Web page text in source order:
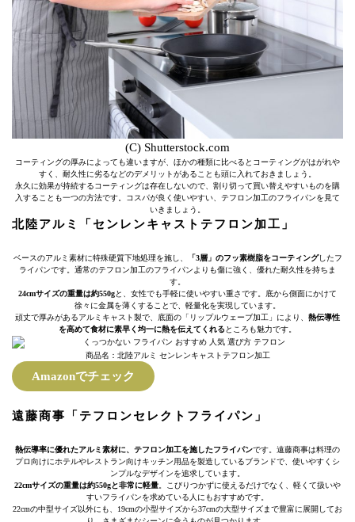
(C) Shutterstock.com
コーティングの厚みによっても違いますが、ほかの種類に比べるとコーティングがはがれや
すく、耐久性に劣るなどのデメリットがあることも頭に入れておきましょう。
永久に効果が持続するコーティングは存在しないので、割り切って買い替えやすいものを購
入することも一つの方法です。コスパが良く使いやすい、テフロン加工のフライパンを見て
いきましょう。
北陸アルミ「センレンキャストテフロン加工」
ベースのアルミ素材に特殊硬質下地処理を施し、 「3層」のフッ素樹脂をコーティングしたフ
ライパンです。通常のテフロン加工のフライパンよりも傷に強く、優れた耐久性を持ちま
す。
24cmサイズの重量は約550gと、女性でも手軽に使いやすい重さです。底から側面にかけて
徐々に金属を薄くすることで、軽量化を実現しています。
頑丈で厚みがあるアルミキャスト製で、底面の「リップルウェーブ加工」により、 熱伝導性
を高めて食材に素早く均一に熱を伝えてくれる ところも魅力です。
商品名：北陸アルミ センレンキャストテフロン加工
Amazonでチェック
遠藤商事「テフロンセレクトフライパン」
熱伝導率に優れたアルミ素材に、テフロン加工を施したフライパンです。遠藤商事は料理の
プロ向けにホテルやレストラン向けキッチン用品を製造しているブランドで、使いやすくシ
ンプルなデザインを追求しています。
22cmサイズの重量は約550gと非常に軽量 。こびりつかずに使えるだけでなく、軽くて扱いや
すいフライパンを求めている人にもおすすめです。
22cmの中型サイズ以外にも、19cmの小型サイズから37cmの大型サイズまで豊富に展開してお